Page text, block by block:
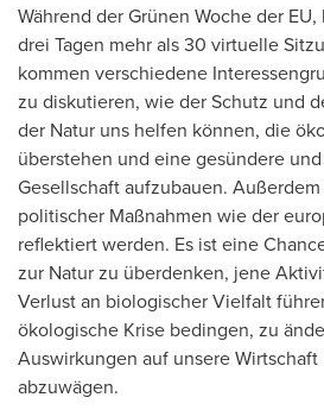
Während der Grünen Woche der
drei Tagen mehr als 30 virtuelle
kommen verschiedene
zu diskutieren, wie der Schutz und
der Natur uns helfen können, die
überstehen und eine gesündere
Gesellschaft aufzubauen.
politischer Maßnahmen wie der
reflektiert werden. Es ist eine
zur Natur zu überdenken, jene
Verlust an biologischer Vielfalt
ökologische Krise bedingen, zu
Auswirkungen auf unsere
abzuwägen.